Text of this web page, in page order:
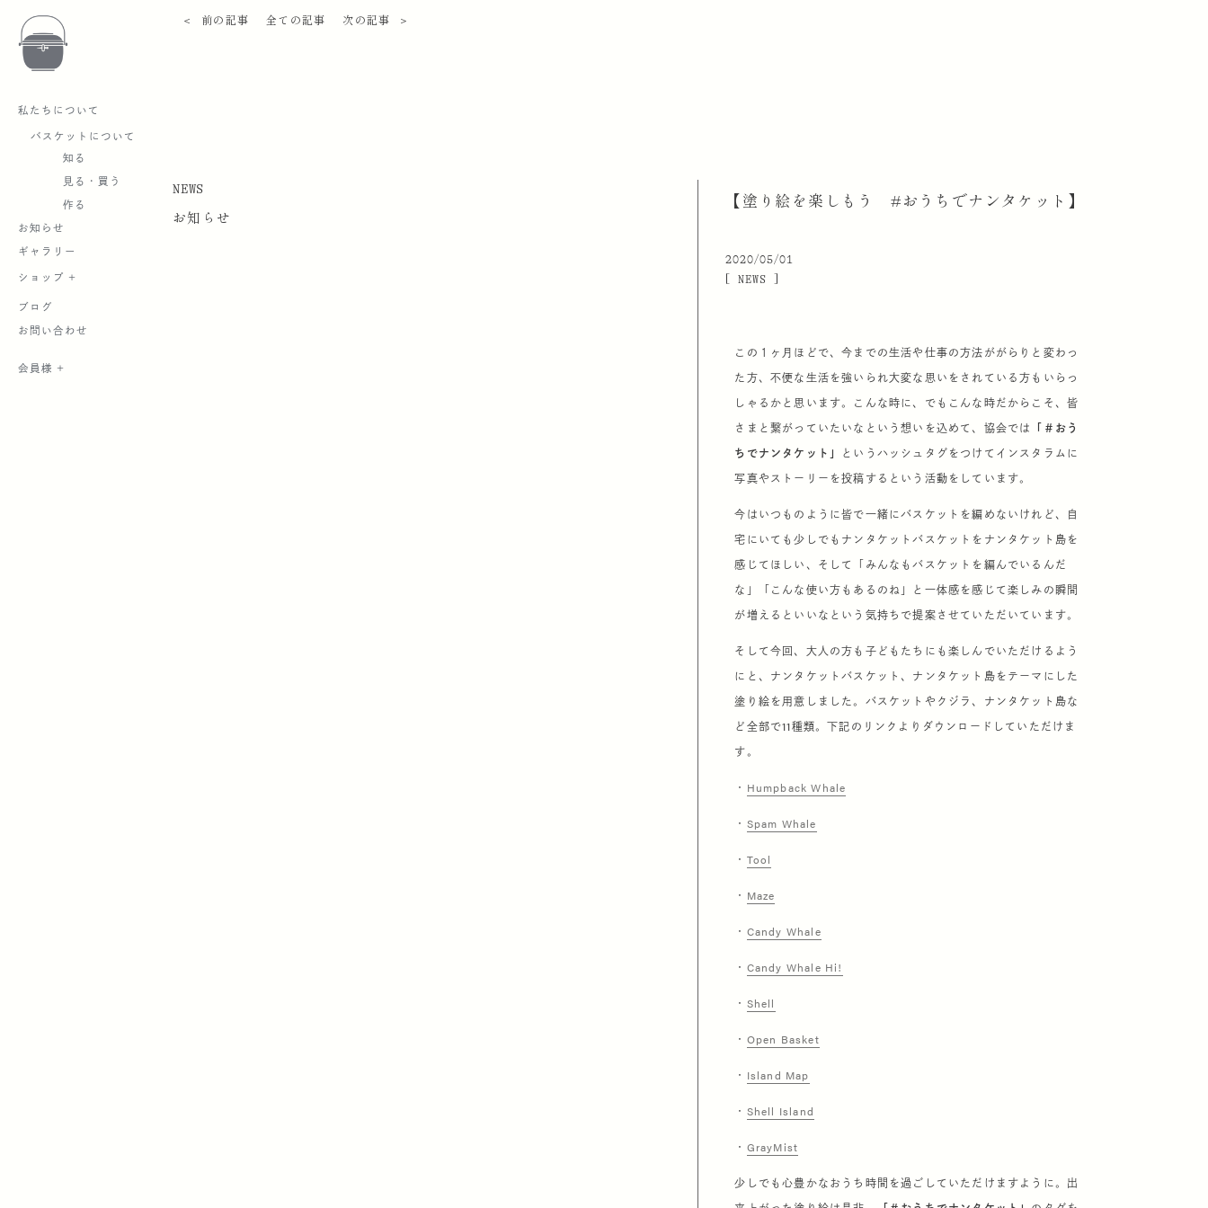
私たちについて
バスケットについて
知る
見る・買う
作る
お知らせ
ギャラリー
ショップ +
ブログ
お問い合わせ
会員様 +
＜ 前の記事 全ての記事 次の記事 ＞
NEWS
お知らせ
【塗り絵を楽しもう #おうちでナンタケット】
2020/05/01
[ NEWS ]
この１ヶ月ほどで、今までの生活や仕事の方法ががらりと変わっ
た方、不便な生活を強いられ大変な思いをされている方もいらっ
しゃるかと思います。こんな時に、でもこんな時だからこそ、皆
さまと繋がっていたいなという想いを込めて、協会では 「＃おう
ちでナンタケット」 というハッシュタグをつけてインスタラムに
写真やストーリーを投稿するという活動をしています。
今はいつものように皆で一緒にバスケットを編めないけれど、自
宅にいても少しでもナンタケットバスケットをナンタケット島を
感じてほしい、そして「みんなもバスケットを編んでいるんだ
な」「こんな使い方もあるのね」と一体感を感じて楽しみの瞬間
が増えるといいなという気持ちで提案させていただいています。
そして今回、大人の方も子どもたちにも楽しんでいただけるよう
にと、ナンタケットバスケット、ナンタケット島をテーマにした
塗り絵を用意しました。バスケットやクジラ、ナンタケット島な
ど全部で11種類。下記のリンクよりダウンロードしていただけま
す。
・ Humpback Whale
・ Spam Whale
・ Tool
・ Maze
・ Candy Whale
・ Candy Whale Hi!
・ Shell
・ Open Basket
・ Island Map
・ Shell Island
・ GrayMist
少しでも心豊かなおうち時間を過ごしていただけますように。出